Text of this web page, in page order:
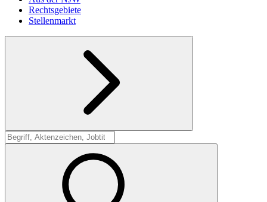
Rechtsgebiete
Stellenmarkt
Suche